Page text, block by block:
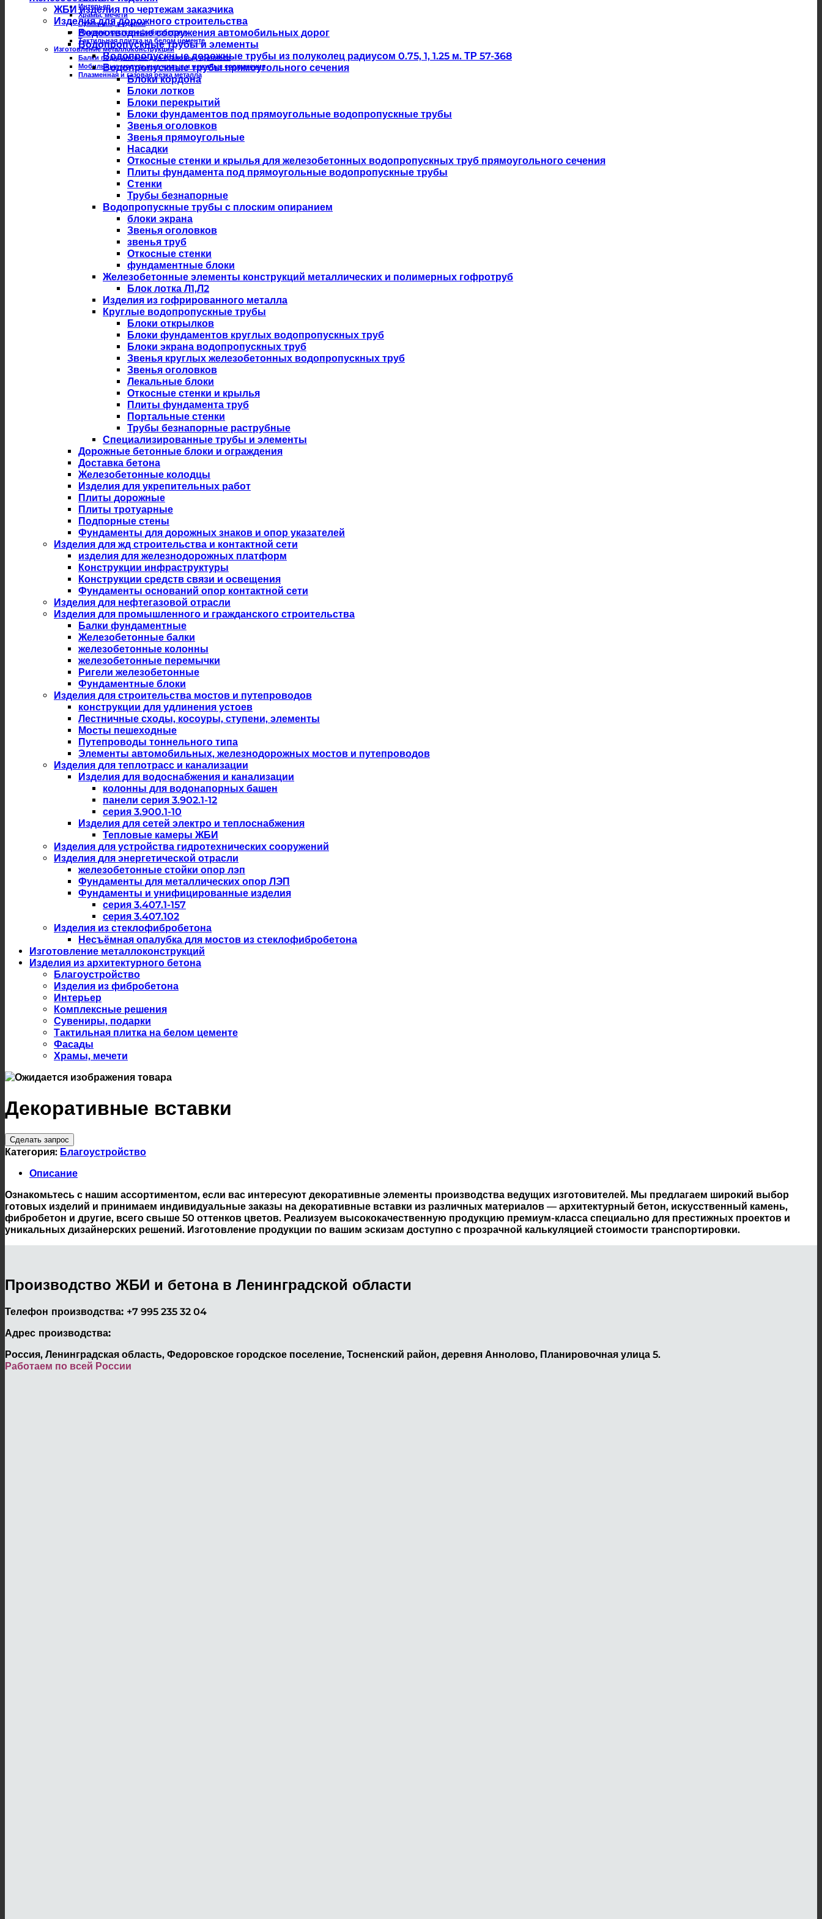
Интерьер
Храмы, мечети
Сувениры, подарки
Изделия из стеклофибробетона
Тактильная плитка на белом цементе
Изготовление металлоконструкций
Балки подкрановые для крановых троллеев
Мобильные модульные жилые и нежилые сооружения
Плазменная и газовая резка металла
ЖБИ изделия по чертежам заказчика
Изделия для дорожного строительства
Водоотводные сооружения автомобильных дорог
Водопропускные трубы и элементы
Водопропускные дорожные трубы из полуколец радиусом 0.75, 1, 1.25 м. ТР 57-368
Водопропускные трубы прямоугольного сечения
Блоки кордона
Блоки лотков
Блоки перекрытий
Блоки фундаментов под прямоугольные водопропускные трубы
Звенья оголовков
Звенья прямоугольные
Насадки
Откосные стенки и крылья для железобетонных водопропускных труб прямоугольного сечения
Плиты фундамента под прямоугольные водопропускные трубы
Стенки
Трубы безнапорные
Водопропускные трубы с плоским опиранием
блоки экрана
Звенья оголовков
звенья труб
Откосные стенки
фундаментные блоки
Железобетонные элементы конструкций металлических и полимерных гофротруб
Блок лотка Л1,Л2
Изделия из гофрированного металла
Круглые водопропускные трубы
Блоки открылков
Блоки фундаментов круглых водопропускных труб
Блоки экрана водопропускных труб
Звенья круглых железобетонных водопропускных труб
Звенья оголовков
Лекальные блоки
Откосные стенки и крылья
Плиты фундамента труб
Портальные стенки
Трубы безнапорные раструбные
Специализированные трубы и элементы
Дорожные бетонные блоки и ограждения
Доставка бетона
Железобетонные колодцы
Изделия для укрепительных работ
Плиты дорожные
Плиты тротуарные
Подпорные стены
Фундаменты для дорожных знаков и опор указателей
Изделия для жд строительства и контактной сети
изделия для железнодорожных платформ
Конструкции инфраструктуры
Конструкции средств связи и освещения
Фундаменты оснований опор контактной сети
Изделия для нефтегазовой отрасли
Изделия для промышленного и гражданского строительства
Балки фундаментные
Железобетонные балки
железобетонные колонны
железобетонные перемычки
Ригели железобетонные
Фундаментные блоки
Изделия для строительства мостов и путепроводов
конструкции для удлинения устоев
Лестничные сходы, косоуры, ступени, элементы
Мосты пешеходные
Путепроводы тоннельного типа
Элементы автомобильных, железнодорожных мостов и путепроводов
Изделия для теплотрасс и канализации
Изделия для водоснабжения и канализации
колонны для водонапорных башен
панели серия 3.902.1-12
серия 3.900.1-10
Изделия для сетей электро и теплоснабжения
Тепловые камеры ЖБИ
Изделия для устройства гидротехнических сооружений
Изделия для энергетической отрасли
железобетонные стойки опор лэп
Фундаменты для металлических опор ЛЭП
Фундаменты и унифицированные изделия
серия 3.407.1-157
серия 3.407.102
Изделия из стеклофибробетона
Несъёмная опалубка для мостов из стеклофибробетона
Изготовление металлоконструкций
Изделия из архитектурного бетона
Благоустройство
Изделия из фибробетона
Интерьер
Комплексные решения
Сувениры, подарки
Тактильная плитка на белом цементе
Фасады
Храмы, мечети
Декоративные вставки
Сделать запрос
Категория: Благоустройство
Описание
Ознакомьтесь с нашим ассортиментом, если вас интересуют декоративные элементы производства ведущих изготовителей. Мы предлагаем широкий выбор
готовых изделий и принимаем индивидуальные заказы на декоративные вставки из различных материалов — архитектурный бетон, искусственный камень,
фибробетон и другие, всего свыше 50 оттенков цветов. Реализуем высококачественную продукцию премиум-класса специально для престижных проектов и
уникальных дизайнерских решений. Изготовление продукции по вашим эскизам доступно с прозрачной калькуляцией стоимости транспортировки.
Производство ЖБИ и бетона в Ленинградской области
Телефон производства: +7 995 235 32 04
Адрес производства:
Россия, Ленинградская область, Федоровское городское поселение, Тосненский район, деревня Аннолово, Планировочная улица 5.
Работаем по всей России